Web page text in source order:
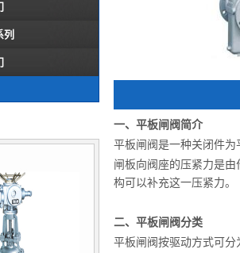
一、平板闸阀简介
平板闸阀是一种关闭件为
闸板向阀座的压紧力是
构可以补充这一压紧力。
二、平板闸阀分类
平板闸阀按驱动方式可
列